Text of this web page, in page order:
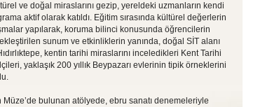
ve doğal miraslarını gezip, yereldeki uzmanların kendi
aktif olarak katıldı. Eğitim sırasında kültürel değerlerin
yapılarak, koruma bilinci konusunda öğrencilerin
sunum ve etkinliklerin yanında, doğal SİT alanı
kentin tarihi miraslarını inceledikleri Kent Tarihi
yaklaşık 200 yıllık Beypazarı evlerinin tipik örneklerini
bulunan atölyede, ebru sanatı denemeleriyle